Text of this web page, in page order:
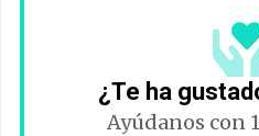
¿Te ha
Ayúdanos con